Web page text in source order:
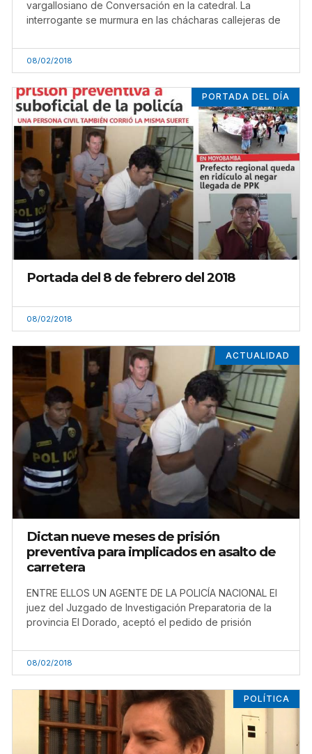
vargallosiano de Conversación en la catedral. La
interrogante se murmura en las chácharas callejeras de
08/02/2018
PORTADA DEL DÍA
Portada del 8 de febrero del 2018
08/02/2018
ACTUALIDAD
Dictan nueve meses de prisión
preventiva para implicados en asalto de
carretera
ENTRE ELLOS UN AGENTE DE LA POLICÍA NACIONAL El
juez del Juzgado de Investigación Preparatoria de la
provincia El Dorado, aceptó el pedido de prisión
08/02/2018
POLÍTICA